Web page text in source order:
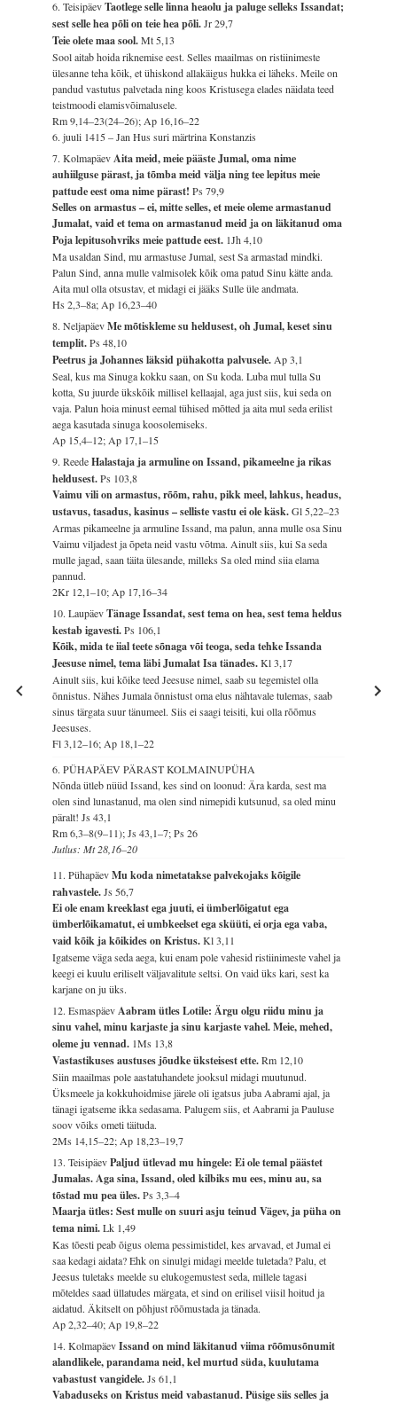
6. TeisipäevTaotlege selle linna heaolu ja paluge selleks Issandat;
sest selle hea põli on teie hea põli.Jr 29,7
Teie olete maa sool.Mt 5,13
Sool aitab hoida riknemise eest. Selles maailmas on ristiinimeste
ülesanne teha kõik, et ühiskond allakäigus hukka ei läheks. Meile on
pandud vastutus palvetada ning koos Kristusega elades näidata teed
teistmoodi elamisvõimalusele.
Rm 9,14–23(24–26); Ap 16,16–22
6. juuli 1415 – Jan Hus suri märtrina Konstanzis
7. Kolmapäev Aita meid, meie pääste Jumal, oma nime
auhiilguse pärast, ja tõmba meid välja ning tee lepitus meie
pattude eest oma nime pärast!Ps 79,9
Selles on armastus – ei, mitte selles, et meie oleme armastanud
Jumalat, vaid et tema on armastanud meid ja on läkitanud oma
Poja lepitusohvriks meie pattude eest. 1Jh 4,10
Ma usaldan Sind, mu armastuse Jumal, sest Sa armastad mindki.
Palun Sind, anna mulle valmisolek kõik oma patud Sinu kätte anda.
Aita mul olla otsustav, et midagi ei jääks Sulle üle andmata.
Hs 2,3–8a; Ap 16,23–40
8. NeljapäevMe mõtiskleme su heldusest, oh Jumal, keset sinu
templit.Ps 48,10
Peetrus ja Johannes läksid pühakotta palvusele.Ap 3,1
Seal, kus ma Sinuga kokku saan, on Su koda. Luba mul tulla Su
kotta, Su juurde ükskõik millisel kellaajal, aga just siis, kui seda on
vaja. Palun hoia minust eemal tühised mõtted ja aita mul seda erilist
aega kasutada sinuga koosolemiseks.
Ap 15,4–12; Ap 17,1–15
9. ReedeHalastaja ja armuline on Issand, pikameelne ja rikas
heldusest.Ps 103,8
Vaimu vili on armastus, rõõm, rahu, pikk meel, lahkus, headus,
ustavus, tasadus, kasinus – selliste vastu ei ole käsk.Gl 5,22–23
Armas pikameelne ja armuline Issand, ma palun, anna mulle osa Sinu
Vaimu viljadest ja õpeta neid vastu võtma. Ainult siis, kui Sa seda
mulle jagad, saan täita ülesande, milleks Sa oled mind siia elama
pannud.
2Kr 12,1–10; Ap 17,16–34
10. LaupäevTänage Issandat, sest tema on hea, sest tema heldus
kestab igavesti.Ps 106,1
Kõik, mida te iial teete sõnaga või teoga, seda tehke Issanda
Jeesuse nimel, tema läbi Jumalat Isa tänades.Kl 3,17
Ainult siis, kui kõike teed Jeesuse nimel, saab su tegemistel olla
õnnistus. Nähes Jumala õnnistust oma elus nähtavale tulemas, saab
sinus tärgata suur tänumeel. Siis ei saagi teisiti, kui olla rõõmus
Jeesuses.
Fl 3,12–16; Ap 18,1–22
6. PÜHAPÄEV PÄRAST KOLMAINUPÜHA
Nõnda ütleb nüüd Issand, kes sind on loonud: Ära karda, sest ma
olen sind lunastanud, ma olen sind nimepidi kutsunud, sa oled minu
päralt!Js 43,1
Rm 6,3–8(9–11); Js 43,1–7; Ps 26
Jutlus: Mt 28,16–20
11. PühapäevMu koda nimetatakse palvekojaks kõigile
rahvastele.Js 56,7
Ei ole enam kreeklast ega juuti, ei ümberlõigatut ega
ümberlõikamatut, ei umbkeelset ega sküüti, ei orja ega vaba,
vaid kõik ja kõikides on Kristus.Kl 3,11
Igatseme väga seda aega, kui enam pole vahesid ristiinimeste vahel ja
keegi ei kuulu eriliselt väljavalitute seltsi. On vaid üks kari, sest ka
karjane on ju üks.
12. EsmaspäevAabram ütles Lotile: Ärgu olgu riidu minu ja
sinu vahel, minu karjaste ja sinu karjaste vahel. Meie, mehed,
oleme ju vennad. 1Ms 13,8
Vastastikuses austuses jõudke üksteisest ette.Rm 12,10
Siin maailmas pole aastatuhandete jooksul midagi muutunud.
Üksmeele ja kokkuhoidmise järele oli igatsus juba Aabrami ajal, ja
tänagi igatseme ikka sedasama. Palugem siis, et Aabrami ja Pauluse
soov võiks ometi täituda.
2Ms 14,15–22; Ap 18,23–19,7
13. TeisipäevPaljud ütlevad mu hingele: Ei ole temal päästet
Jumalas. Aga sina, Issand, oled kilbiks mu ees, minu au, sa
tõstad mu pea üles.Ps 3,3–4
Maarja ütles: Sest mulle on suuri asju teinud Vägev, ja püha on
tema nimi.Lk 1,49
Kas tõesti peab õigus olema pessimistidel, kes arvavad, et Jumal ei
saa kedagi aidata? Ehk on sinulgi midagi meelde tuletada? Palu, et
Jeesus tuletaks meelde su elukogemustest seda, millele tagasi
mõteldes saad üllatudes märgata, et sind on erilisel viisil hoitud ja
aidatud. Äkitselt on põhjust rõõmustada ja tänada.
Ap 2,32–40; Ap 19,8–22
14. KolmapäevIssand on mind läkitanud viima rõõmusõnumit
alandlikele, parandama neid, kel murtud süda, kuulutama
vabastust vangidele.Js 61,1
Vabaduseks on Kristus meid vabastanud. Püsige siis selles ja